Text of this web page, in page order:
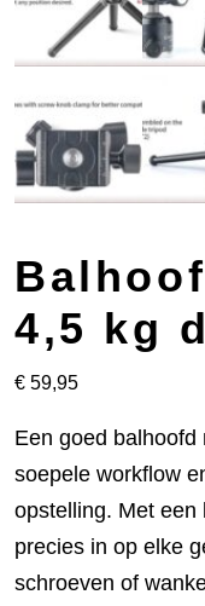
4,5 kg
€ 59,95
Een goed
soepele workflow
opstelling. Met een
precies in op elke
schroeven of